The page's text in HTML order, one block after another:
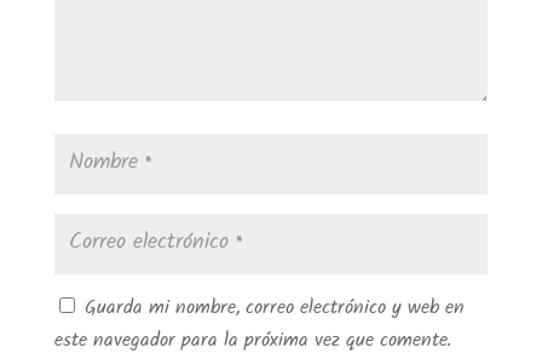
Guarda mi nombre, correo electrónico y web en
este navegador para la próxima vez que comente.